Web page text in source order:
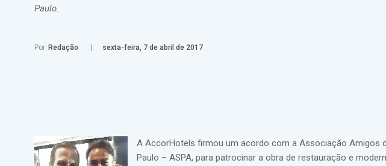
Paulo.
Por Redação sexta-feira, 7 de abril de 2017
A AccorHotels firmou um acordo com a Associação Amigos
Paulo – ASPA, para patrocinar a obra de restauração e